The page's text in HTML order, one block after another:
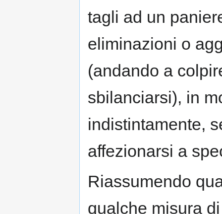
tagli ad un
eliminazioni o
(andando a
sbilanciarsi), in
indistintamente,
affezionarsi a
Riassumendo
qualche misura